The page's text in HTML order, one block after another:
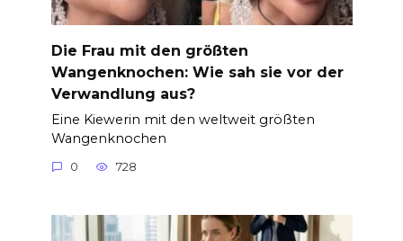
Die Frau mit den größten
Wangenknochen: Wie sah sie vor der
Verwandlung aus?
Eine Kiewerin mit den weltweit größten
Wangenknochen
0 728